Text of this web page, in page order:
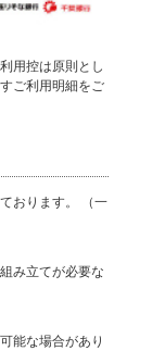
用控は原則とし
ご利用明細をご
おります。 （一
み立てが必要な
能な場合があり